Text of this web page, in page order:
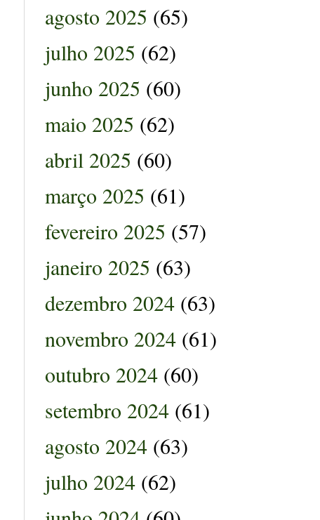
agosto 2025 (65)
julho 2025 (62)
junho 2025 (60)
maio 2025 (62)
abril 2025 (60)
março 2025 (61)
fevereiro 2025 (57)
janeiro 2025 (63)
dezembro 2024 (63)
novembro 2024 (61)
outubro 2024 (60)
setembro 2024 (61)
agosto 2024 (63)
julho 2024 (62)